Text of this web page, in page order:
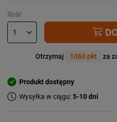
Ilość
Otrzymaj 1060 pkt za
Produkt dostępny
Wysyłka w ciągu:5-10 dni